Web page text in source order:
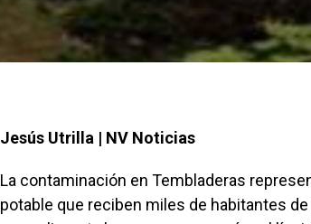
Jesús Utrilla | NV Noticias
La contaminación en Tembladeras
potable que reciben miles de habitantes